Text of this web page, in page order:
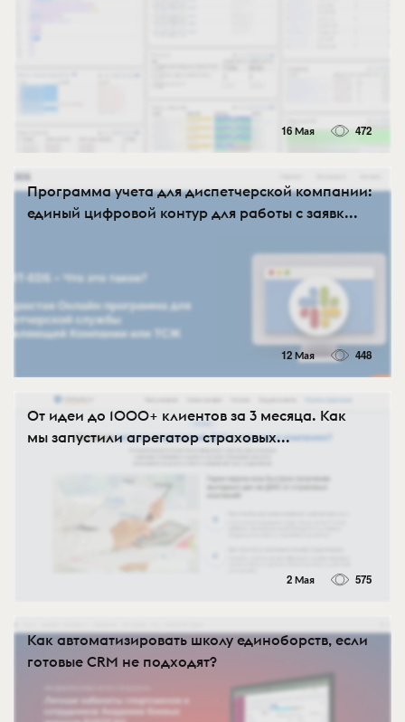
16 Мая 472
Программа учета для диспетчерской компании:
единый цифровой контур для работы с заявк...
12 Мая 448
От идеи до 1000+ клиентов за 3 месяца. Как
мы запустили агрегатор страховых...
2 Мая 575
Как автоматизировать школу единоборств, если
готовые CRM не подходят?